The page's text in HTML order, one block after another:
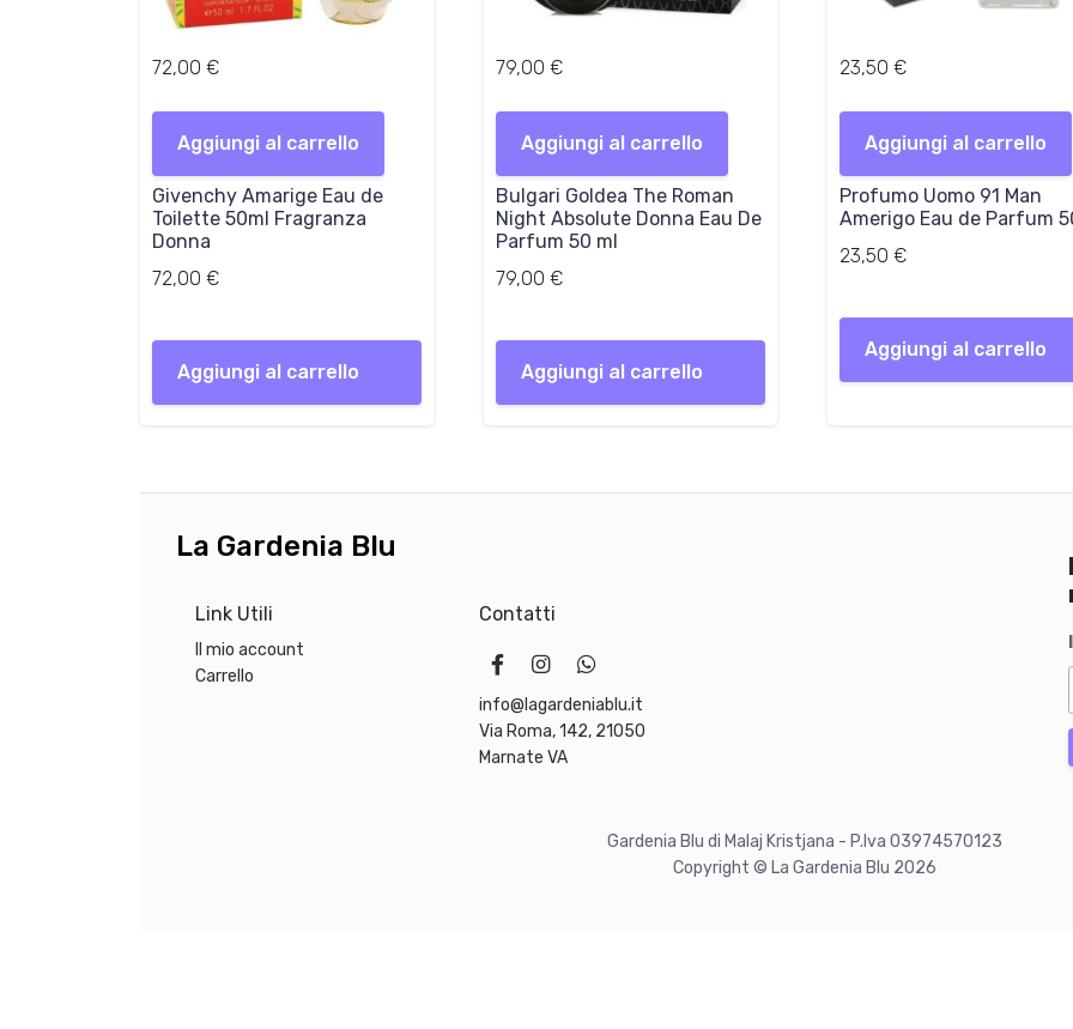
72,00 €
Aggiungi al carrello
Givenchy Amarige Eau de
Toilette 50ml Fragranza
Donna
72,00 €
Aggiungi al carrello
79,00 €
Aggiungi al carrello
Bulgari Goldea The Roman
Night Absolute Donna Eau De
Parfum 50 ml
79,00 €
Aggiungi al carrello
23,50 €
Aggiungi al carrello
Profumo Uomo 91 Man
Amerigo Eau de Parfum
23,50 €
Aggiungi al carrello
La Gardenia Blu
Link Utili
Il mio account
Carrello
Contatti
info@lagardeniablu.it
Via Roma, 142, 21050
Marnate VA
Gardenia Blu di Malaj Kristjana - P.Iva 03974570123
Copyright © La Gardenia Blu 2026